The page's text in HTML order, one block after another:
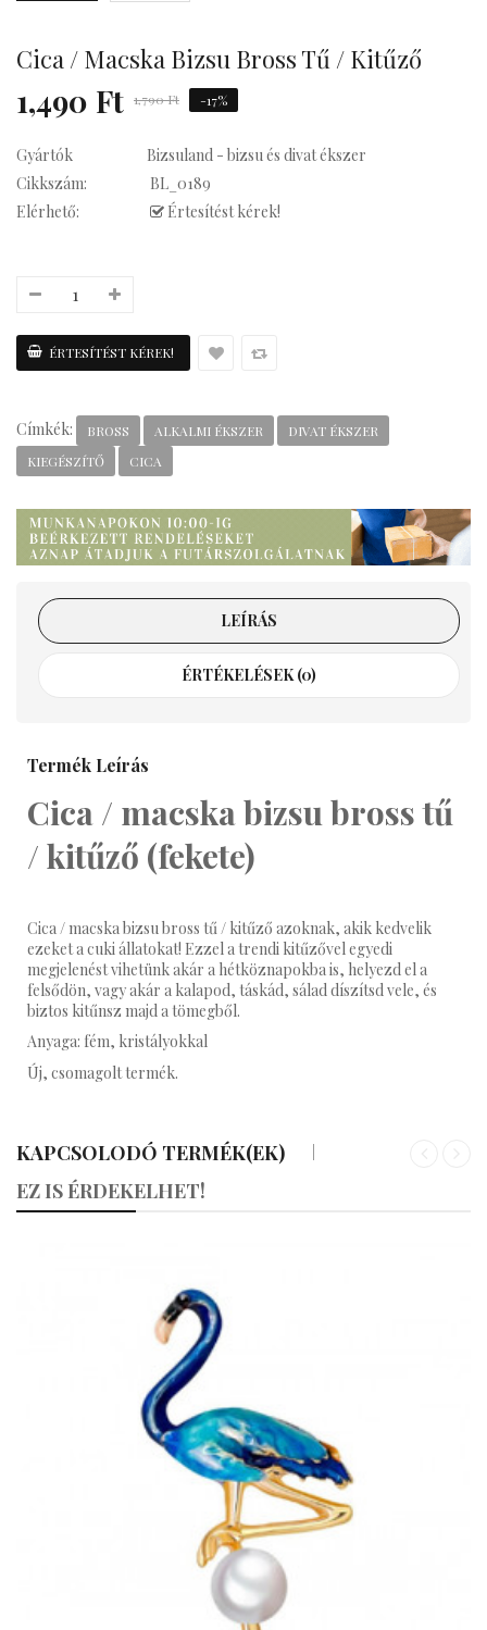
Statement
Cica / Macska Bizsu Bross Tű / Kitűző
1,490 Ft 1,790 Ft -17%
Gyártók
Bizsuland - bizsu és divat ékszer
Cikkszám:
BL_0189
Elérhető:
Értesítést kérek!
Címkék: BROSS ALKALMI ÉKSZER
DIVAT ÉKSZER
KIEGÉSZÍTŐ
CICA
LEÍRÁS
ÉRTÉKELÉSEK (0)
Termék Leírás
Cica / macska bizsu bross tű
/ kitűző (fekete)
Cica / macska bizsu bross tű / kitűző azoknak, akik kedvelik
ezeket a cuki állatokat! Ezzel a trendi kitűzővel egyedi
megjelenést vihetünk akár a hétköznapokba is, helyezd el a
felsődön, vagy akár a kalapod, táskád, sálad díszítsd vele, és
biztos kitűnsz majd a tömegből.
Anyaga: fém, kristályokkal
Új, csomagolt termék.
KAPCSOLODÓ TERMÉK(EK)
EZ IS ÉRDEKELHET!